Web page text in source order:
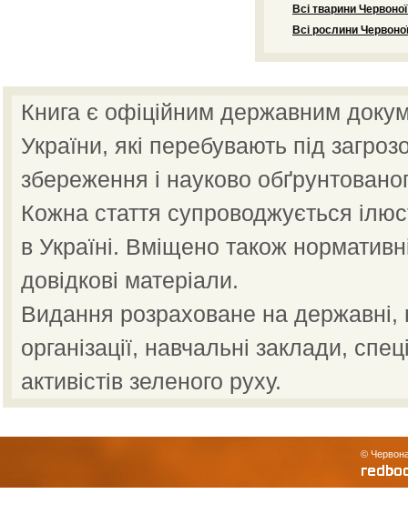
Всі тварини
Всі рослини
Книга є офіційним державним
України, які перебувають під
збереження і науково
Кожна стаття супроводжується
в Україні. Вміщено також
довідкові матеріали.
Видання розраховане на державні,
організації, навчальні заклади,
активістів зеленого руху.
©